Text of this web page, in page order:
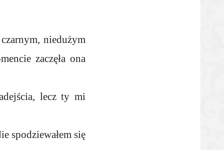
niedużym
zaczęła ona
lecz ty mi
spodziewałem się